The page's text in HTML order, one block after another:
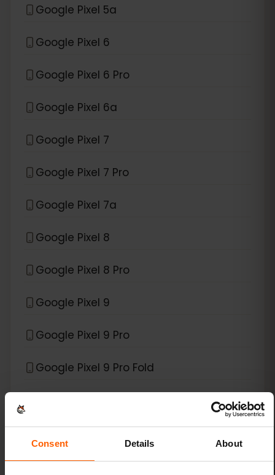
Consent Details About
Google Pixel 5a
Google Pixel 6
Google Pixel 6 Pro
Google Pixel 6a
Google Pixel 7
Google Pixel 7 Pro
Google Pixel 7a
Google Pixel 8
Google Pixel 8 Pro
Google Pixel 9
Google Pixel 9 Pro
Google Pixel 9 Pro Fold